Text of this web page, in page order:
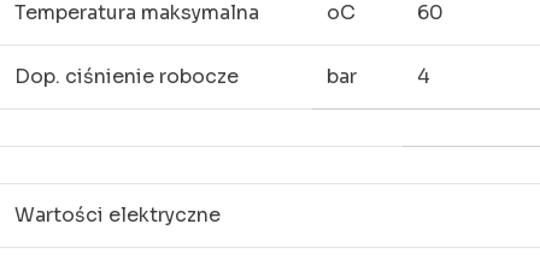
Temperatura maksymalna oC 60
Dop. ciśnienie robocze bar 4
Wartości elektryczne